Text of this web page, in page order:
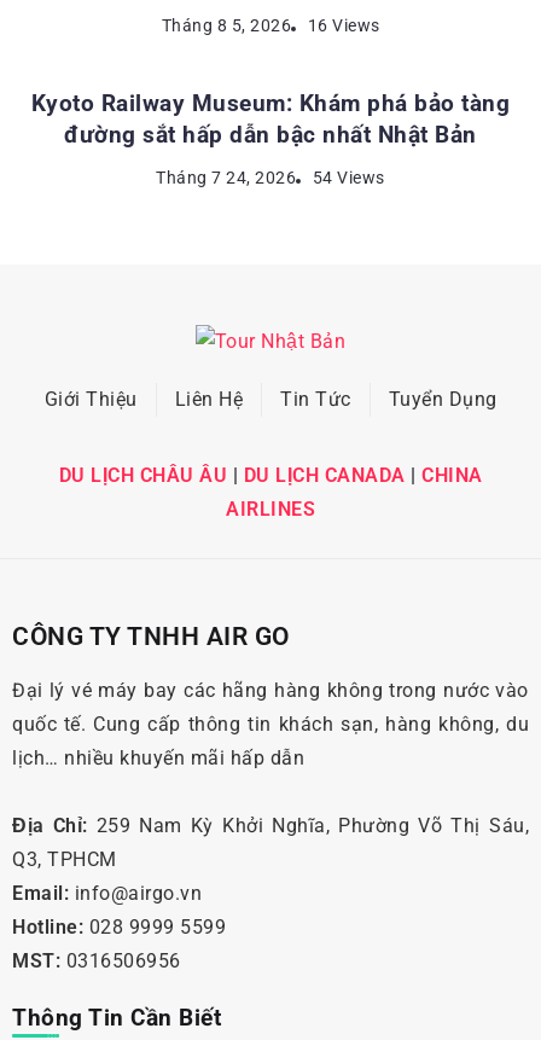
Tháng 8 5, 2026 16 Views
ĐỊA ĐIỂM DU LỊCH NHẬT BẢN
Kyoto Railway Museum: Khám phá bảo tàng
đường sắt hấp dẫn bậc nhất Nhật Bản
Tháng 7 24, 2026 54 Views
Giới Thiệu Liên Hệ Tin Tức Tuyển Dụng
DU LỊCH CHÂU ÂU DU LỊCH CANADA
CHINA
AIRLINES
CÔNG TY TNHH AIR GO
Đại lý vé máy bay các hãng hàng không trong nước vào
quốc tế. Cung cấp thông tin khách sạn, hàng không, du
lịch… nhiều khuyến mãi hấp dẫn
Địa Chỉ: 259 Nam Kỳ Khởi Nghĩa, Phường Võ Thị Sáu,
Q3, TPHCM
Email: info@airgo.vn
Hotline: 028 9999 5599
MST: 0316506956
Thông Tin Cần Biết